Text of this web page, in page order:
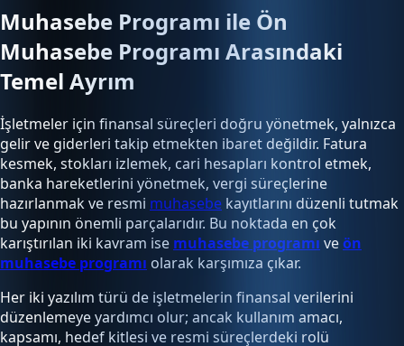
Muhasebe Programı ile Ön
Muhasebe Programı Arasındaki
Temel Ayrım
İşletmeler için finansal süreçleri doğru yönetmek, yalnızca
gelir ve giderleri takip etmekten ibaret değildir. Fatura
kesmek, stokları izlemek, cari hesapları kontrol etmek,
banka hareketlerini yönetmek, vergi süreçlerine
hazırlanmak ve resmi muhasebe kayıtlarını düzenli tutmak
bu yapının önemli parçalarıdır. Bu noktada en çok
karıştırılan iki kavram ise muhasebe programı veön
muhasebe programı olarak karşımıza çıkar.
Her iki yazılım türü de işletmelerin finansal verilerini
düzenlemeye yardımcı olur; ancak kullanım amacı,
kapsamı, hedef kitlesi ve resmi süreçlerdeki rolü